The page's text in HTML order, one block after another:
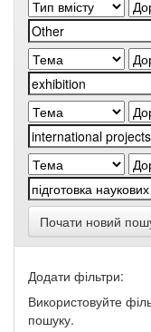
Почати новий
Додати фільтри:
Використовуйте
пошуку.